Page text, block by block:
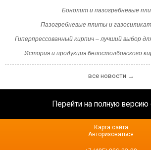
Бонолит и пазогребневые
Пазогребневые плиты и
Гиперпрессованный кирпич – лучший выбор
История и продукция белостолбовского
все новости →
Перейти на полную версию
Карта сайта
Авторизоваться